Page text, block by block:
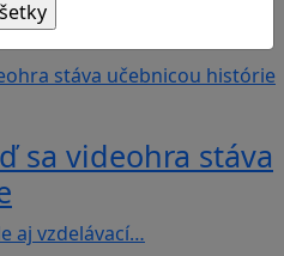
veľké tabu a len…
sa videohra stáva
aj vzdelávací…